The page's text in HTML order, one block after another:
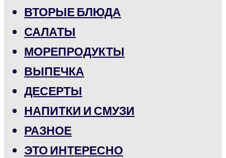
ВТОРЫЕ БЛЮДА
САЛАТЫ
МОРЕПРОДУКТЫ
ВЫПЕЧКА
ДЕСЕРТЫ
НАПИТКИ И СМУЗИ
РАЗНОЕ
ЭТО ИНТЕРЕСНО